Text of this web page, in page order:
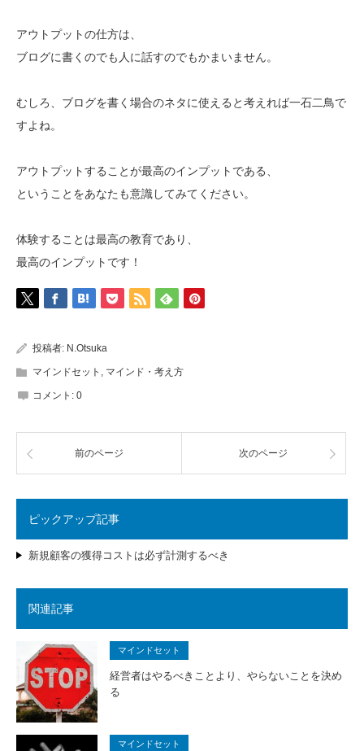
アウトプットの仕方は、
ブログに書くのでも人に話すのでもかまいません。
むしろ、ブログを書く場合のネタに使えると考えれば一石二鳥で
すよね。
アウトプットすることが最高のインプットである、
ということをあなたも意識してみてください。
体験することは最高の教育であり、
最高のインプットです！
投稿者: N.Otsuka
マインドセット , マインド・考え方
コメント: 0
前のページ 次のページ
ピックアップ記事
新規顧客の獲得コストは必ず計測するべき
関連記事
マインドセット
経営者はやるべきことより、やらないことを決め
る
マインドセット